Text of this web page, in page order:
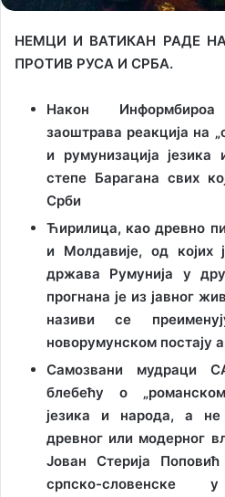
НЕМЦИ И ВАТИКАН РАДЕ
ПРОТИВ РУСА И СРБА.
Након
заоштрава реакција на
и румунизација
степе Барагана свих
Срби
Ћирилица, као древно
и Молдавије, од којих
држава Румунија у
прогнана је из јавног
називи се
новорумунском постају
Самозвани мудраци
блебећу о
језика и народа, а не
древног или модерног
Јован Стерија
српско-